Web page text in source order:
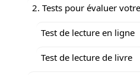
2. Tests pour évaluer
Test de lecture en ligne
Test de lecture de livre